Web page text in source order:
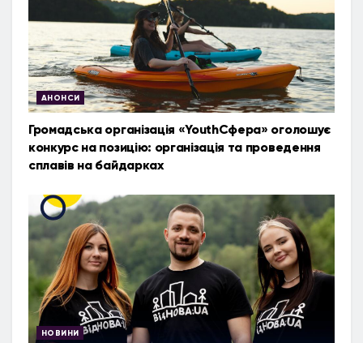
АНОНСИ
Громадська організація «YouthСфера» оголошує
конкурс на позицію: організація та проведення
сплавів на байдарках
НОВИНИ